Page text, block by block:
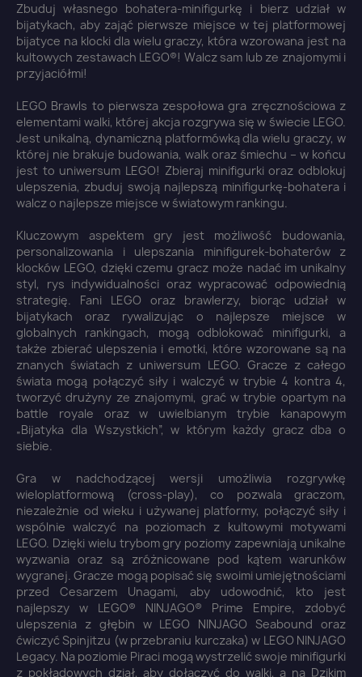
Zbuduj własnego bohatera-minifigurkę i bierz udział w
bijatykach, aby zająć pierwsze miejsce w tej platformowej
bijatyce na klocki dla wielu graczy, która wzorowana jest na
kultowych zestawach LEGO®! Walcz sam lub ze znajomymi i
przyjaciółmi!
LEGO Brawls to pierwsza zespołowa gra zręcznościowa z
elementami walki, której akcja rozgrywa się w świecie LEGO.
Jest unikalną, dynamiczną platformówką dla wielu graczy, w
której nie brakuje budowania, walk oraz śmiechu – w końcu
jest to uniwersum LEGO! Zbieraj minifigurki oraz odblokuj
ulepszenia, zbuduj swoją najlepszą minifigurkę-bohatera i
walcz o najlepsze miejsce w światowym rankingu.
Kluczowym aspektem gry jest możliwość budowania,
personalizowania i ulepszania minifigurek-bohaterów z
klocków LEGO, dzięki czemu gracz może nadać im unikalny
styl, rys indywidualności oraz wypracować odpowiednią
strategię. Fani LEGO oraz brawlerzy, biorąc udział w
bijatykach oraz rywalizując o najlepsze miejsce w
globalnych rankingach, mogą odblokować minifigurki, a
także zbierać ulepszenia i emotki, które wzorowane są na
znanych światach z uniwersum LEGO. Gracze z całego
świata mogą połączyć siły i walczyć w trybie 4 kontra 4,
tworzyć drużyny ze znajomymi, grać w trybie opartym na
battle royale oraz w uwielbianym trybie kanapowym
„Bijatyka dla Wszystkich”, w którym każdy gracz dba o
siebie.
Gra w nadchodzącej wersji umożliwia rozgrywkę
wieloplatformową (cross-play), co pozwala graczom,
niezależnie od wieku i używanej platformy, połączyć siły i
wspólnie walczyć na poziomach z kultowymi motywami
LEGO. Dzięki wielu trybom gry poziomy zapewniają unikalne
wyzwania oraz są zróżnicowane pod kątem warunków
wygranej. Gracze mogą popisać się swoimi umiejętnościami
przed Cesarzem Unagami, aby udowodnić, kto jest
najlepszy w LEGO® NINJAGO® Prime Empire, zdobyć
ulepszenia z głębin w LEGO NINJAGO Seabound oraz
ćwiczyć Spinjitzu (w przebraniu kurczaka) w LEGO NINJAGO
Legacy. Na poziomie Piraci mogą wystrzelić swoje minifigurki
z pokładowych dział, aby dołączyć do walki, a na Dzikim